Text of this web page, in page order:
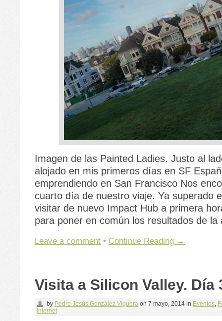
Imagen de las Painted Ladies. Justo al
alojado en mis primeros días en SF
emprendiendo en San Francisco Nos
cuarto día de nuestro viaje. Ya superado
visitar de nuevo Impact Hub a primera
para poner en común los resultados de
Leave a comment • Continue Reading →
Visita a Silicon Valley. Día
by Pedro Jesús González Viguera on 7 mayo, 2014 in Eventos
Internet